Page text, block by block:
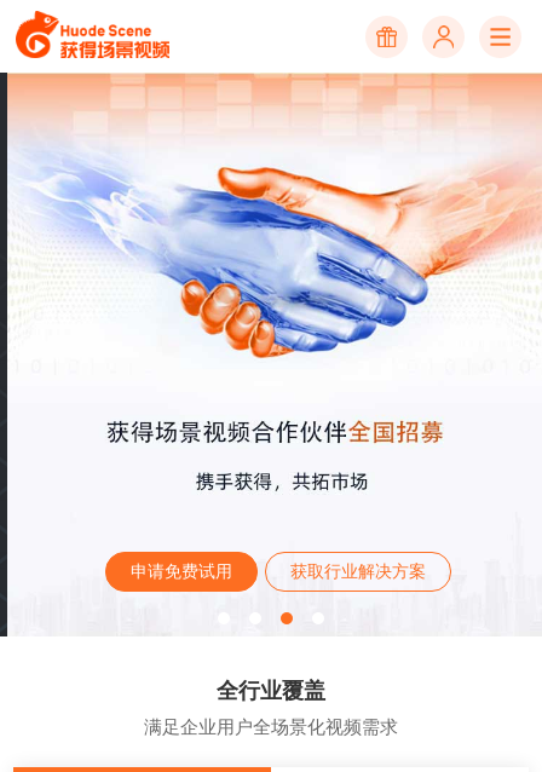
申请免费试用 获取行业解决方案
全行业覆盖
满足企业用户全场景化视频需求